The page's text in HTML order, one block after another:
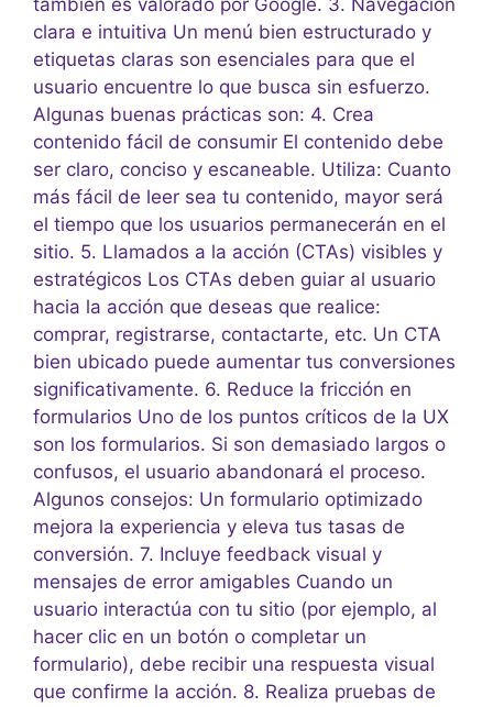
también es valorado por Google. 3. Navegación
clara e intuitiva Un menú bien estructurado y
etiquetas claras son esenciales para que el
usuario encuentre lo que busca sin esfuerzo.
Algunas buenas prácticas son: 4. Crea
contenido fácil de consumir El contenido debe
ser claro, conciso y escaneable. Utiliza: Cuanto
más fácil de leer sea tu contenido, mayor será
el tiempo que los usuarios permanecerán en el
sitio. 5. Llamados a la acción (CTAs) visibles y
estratégicos Los CTAs deben guiar al usuario
hacia la acción que deseas que realice:
comprar, registrarse, contactarte, etc. Un CTA
bien ubicado puede aumentar tus conversiones
significativamente. 6. Reduce la fricción en
formularios Uno de los puntos críticos de la UX
son los formularios. Si son demasiado largos o
confusos, el usuario abandonará el proceso.
Algunos consejos: Un formulario optimizado
mejora la experiencia y eleva tus tasas de
conversión. 7. Incluye feedback visual y
mensajes de error amigables Cuando un
usuario interactúa con tu sitio (por ejemplo, al
hacer clic en un botón o completar un
formulario), debe recibir una respuesta visual
que confirme la acción. 8. Realiza pruebas de